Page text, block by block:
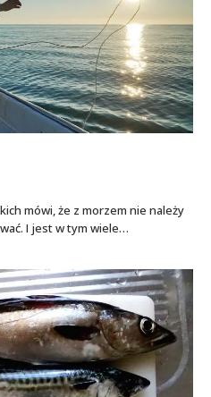
mówi, że z morzem nie należy
I jest w tym wiele…